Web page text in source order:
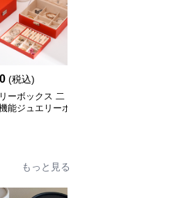
(税込)
ーボックス 二
能ジュエリーボ
もっと見る